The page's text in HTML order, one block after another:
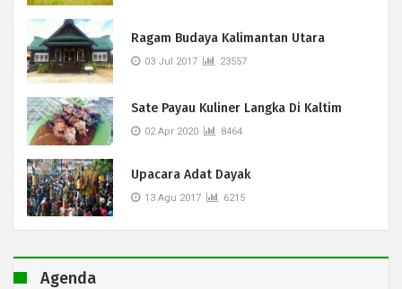
Ragam Budaya Kalimantan Utara
03 Jul 2017 23557
Sate Payau Kuliner Langka Di Kaltim
02 Apr 2020 8464
Upacara Adat Dayak
13 Agu 2017 6215
Agenda